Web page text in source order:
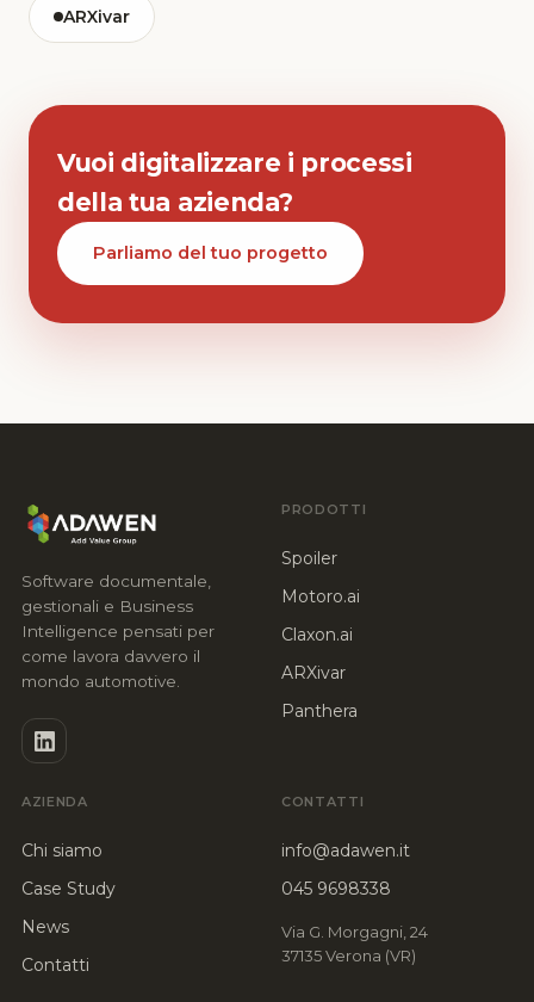
ARXivar
Vuoi digitalizzare i processi
della tua azienda?
Parliamo del tuo progetto
Software documentale,
gestionali e Business
Intelligence pensati per
come lavora davvero il
mondo automotive.
PRODOTTI
Spoiler
Motoro.ai
Claxon.ai
ARXivar
Panthera
AZIENDA
Chi siamo
Case Study
News
Contatti
CONTATTI
info@adawen.it
045 9698338
Via G. Morgagni, 24
37135 Verona (VR)